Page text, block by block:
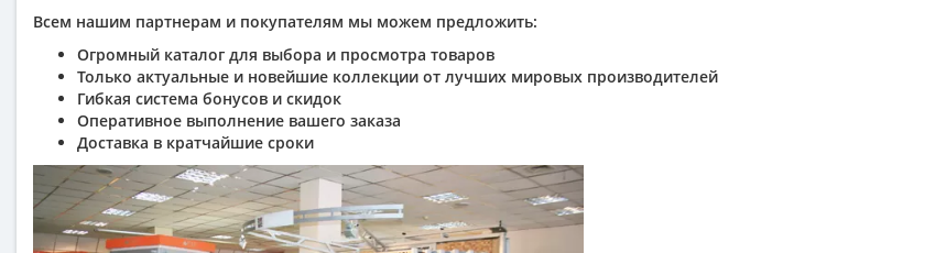
Всем нашим партнерам и покупателям мы можем предложить:
Огромный каталог для выбора и просмотра товаров
Только актуальные и новейшие коллекции от лучших мировых производителей
Гибкая система бонусов и скидок
Оперативное выполнение вашего заказа
Доставка в кратчайшие сроки